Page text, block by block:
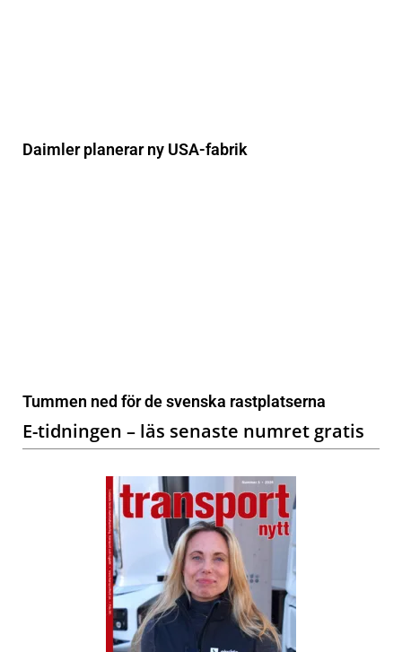
Daimler planerar ny USA-fabrik
Tummen ned för de svenska rastplatserna
E-tidningen – läs senaste numret gratis